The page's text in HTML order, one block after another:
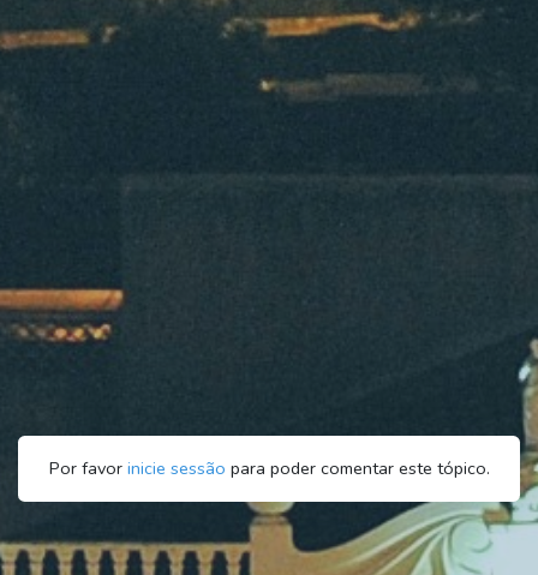
Por favor inicie sessão para poder comentar este tópico.